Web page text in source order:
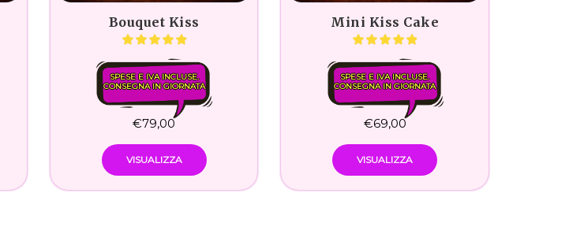
Bouquet Kiss
SPESE E IVA INCLUSE.
CONSEGNA IN GIORNATA
€79,00
VISUALIZZA
Mini Kiss Cake
SPESE E IVA INCLUSE.
CONSEGNA IN GIORNATA
€69,00
VISUALIZZA